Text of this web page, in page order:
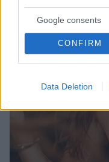
Google consents
CONFIRM
Data Deletion